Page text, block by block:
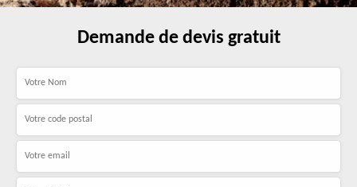
Demande de devis gratuit